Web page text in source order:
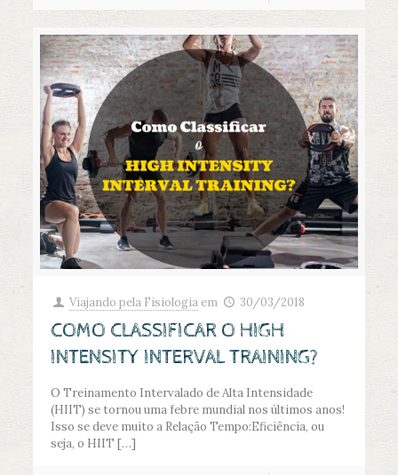
Viajando pela Fisiologia em 30/03/2018
COMO CLASSIFICAR O HIGH
INTENSITY INTERVAL TRAINING?
O Treinamento Intervalado de Alta Intensidade
(HIIT) se tornou uma febre mundial nos últimos anos!
Isso se deve muito a Relação Tempo:Eficiência, ou
seja, o HIIT […]